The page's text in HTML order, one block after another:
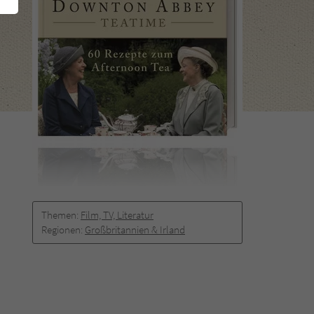
Themen: Film, TV, Literatur
Regionen: Großbritannien & Irland